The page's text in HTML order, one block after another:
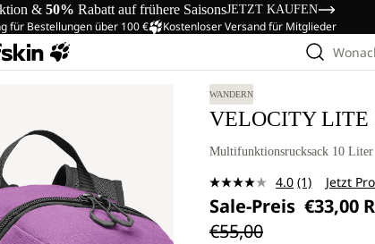
& 50% Rabatt auf frühere SaisonsJETZT KAUFEN
für Bestellungen über 100 € Kostenloser Versand für Mitglieder
WANDERN
VELOCITY LITE
Multifunktionsrucksack 10 Liter
4.0 Bewertung
lesen.
Link
(1) Jetzt
Sale-Preis €33,00
€55,00